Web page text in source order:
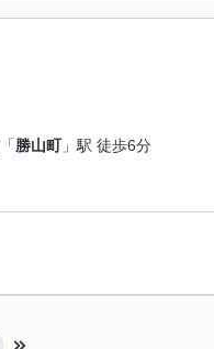
「勝山町」駅 徒歩6分